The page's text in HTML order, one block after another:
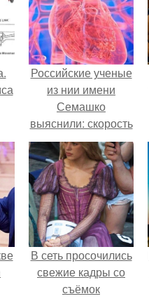
Российские ученые
из нии имени
Семашко
выяснили: скорость
старения напрямую
зависит от
состояния сосудов
и работы сердца.
В сеть просочились
свежие кадры со
съёмок